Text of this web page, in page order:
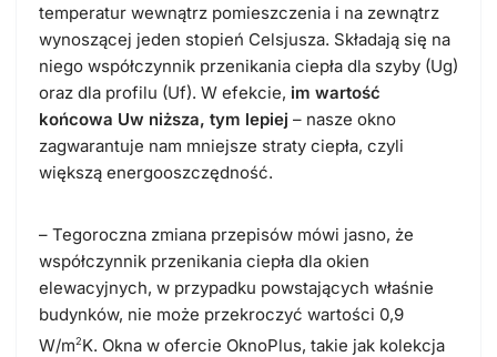
temperatur wewnątrz pomieszczenia i na zewnątrz
wynoszącej jeden stopień Celsjusza. Składają się na
niego współczynnik przenikania ciepła dla szyby (Ug)
oraz dla profilu (Uf). W efekcie, im wartość
końcowa Uw niższa, tym lepiej – nasze okno
zagwarantuje nam mniejsze straty ciepła, czyli
większą energooszczędność.
– Tegoroczna zmiana przepisów mówi jasno, że
współczynnik przenikania ciepła dla okien
elewacyjnych, w przypadku powstających właśnie
budynków, nie może przekroczyć wartości 0,9
W/m2K. Okna w ofercie OknoPlus, takie jak kolekcja